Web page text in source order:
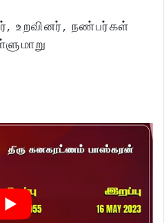
உறவினர், நண்பர்கள்